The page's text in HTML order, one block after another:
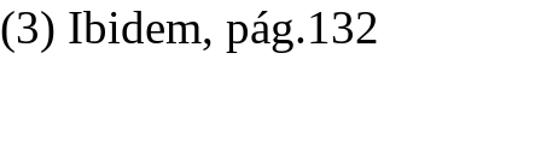
(3) Ibidem, pág.132